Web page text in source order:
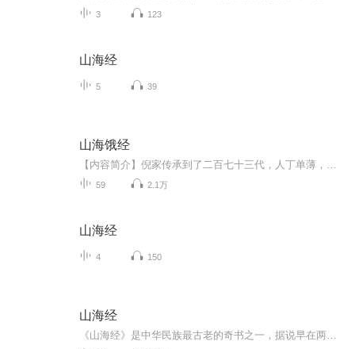
3 123
山海经
5 39
山海饿经
59 2.1万
山海经
4 150
山海经